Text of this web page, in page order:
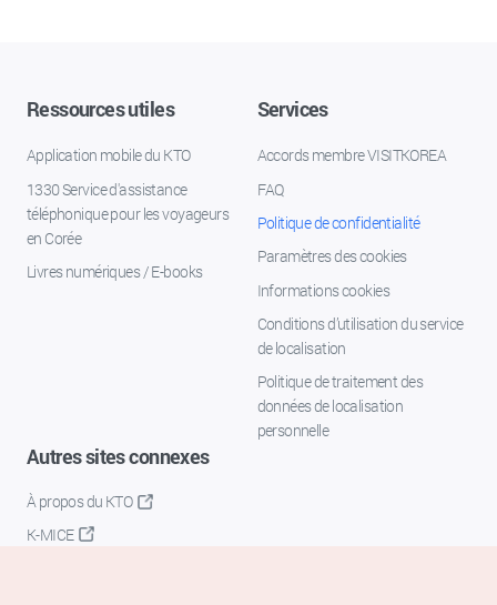
Ressources utiles
Application mobile du KTO
1330 Service d'assistance
téléphonique pour les voyageurs
en Corée
Livres numériques / E-books
Services
Accords membre VISITKOREA
FAQ
Politique de confidentialité
Paramètres des cookies
Informations cookies
Conditions d’utilisation du service
de localisation
Politique de traitement des
données de localisation
personnelle
Autres sites connexes
À propos du KTO
K-MICE